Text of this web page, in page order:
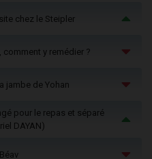
chez le Steipler
y remédier ?
jambe de Yohan
pour le repas et séparé
DAYAN)